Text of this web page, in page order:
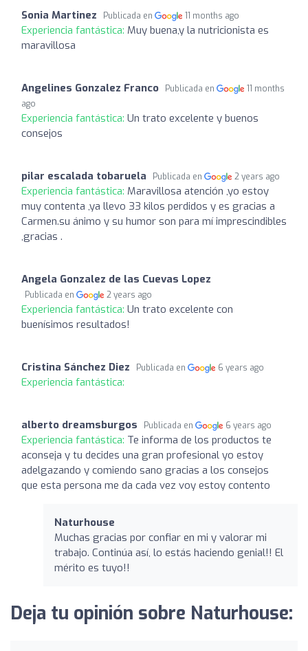
Sonia Martinez Publicada en 11 months ago
Experiencia fantástica: Muy buena,y la nutricionista es
maravillosa
Angelines Gonzalez Franco Publicada en
11 months
ago
Experiencia fantástica: Un trato excelente y buenos
consejos
pilar escalada tobaruela Publicada en 2 years ago
Experiencia fantástica: Maravillosa atención ,yo estoy
muy contenta ,ya llevo 33 kilos perdidos y es gracias a
Carmen.su ánimo y su humor son para mí imprescindibles
,gracias .
Angela Gonzalez de las Cuevas Lopez
Publicada en 2 years ago
Experiencia fantástica: Un trato excelente con
buenísimos resultados!
Cristina Sánchez Diez Publicada en 6 years ago
Experiencia fantástica:
alberto dreamsburgos Publicada en 6 years ago
Experiencia fantástica: Te informa de los productos te
aconseja y tu decides una gran profesional yo estoy
adelgazando y comiendo sano gracias a los consejos
que esta persona me da cada vez voy estoy contento
Naturhouse
Muchas gracias por confiar en mi y valorar mi
trabajo. Continúa así, lo estás haciendo genial!! El
mérito es tuyo!!
Deja tu opinión sobre Naturhouse: